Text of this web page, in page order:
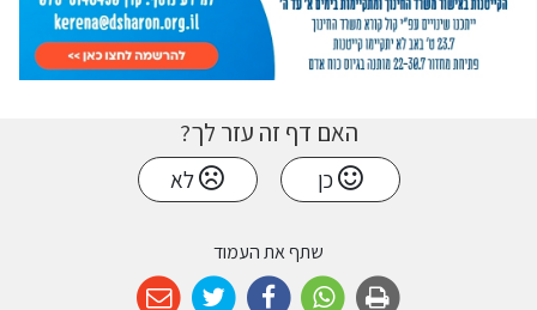
האם דף זה עזר לך?
כן לא
שתף את העמוד